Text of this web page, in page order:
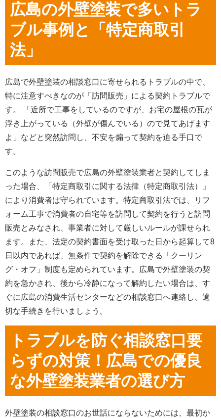
広島の外壁塗装で多いトラ
ブル事例と「特定商取引
法」
広島で外壁塗装の相談窓口に寄せられるトラブルの中で、
特に注意すべきなのが「訪問販売」による契約トラブルで
す。
「近所で工事をしているのですが、お宅の屋根の瓦が
浮き上がっている（外壁が傷んでいる）ので見てあげます
よ」などと突然訪問し、不安を煽って契約を迫る手口で
す。
このような訪問販売で広島の外壁塗装業者と契約してしま
った場合、「特定商取引に関する法律（特定商取引法）」
により消費者は守られています。特定商取引法では、リフ
ォーム工事で消費者の自宅等を訪問して契約を行うと訪問
販売とみなされ、事業者に対して厳しいルールが課せられ
ます。また、法定の契約書面を受け取った日から起算して8
日以内であれば、無条件で契約を解除できる「クーリン
グ・オフ」制度も定められています。広島で外壁塗装の契
約を急かされ、後から冷静になって解約したい場合は、す
ぐに広島の消費生活センターなどの相談窓口へ連絡し、適
切な手続きを行いましょう。
トラブルを防ぐ相談窓口要
らずの対策！広島での優良
な外壁塗装業者の選び方
外壁塗装の相談窓口のお世話にならないためには、最初か